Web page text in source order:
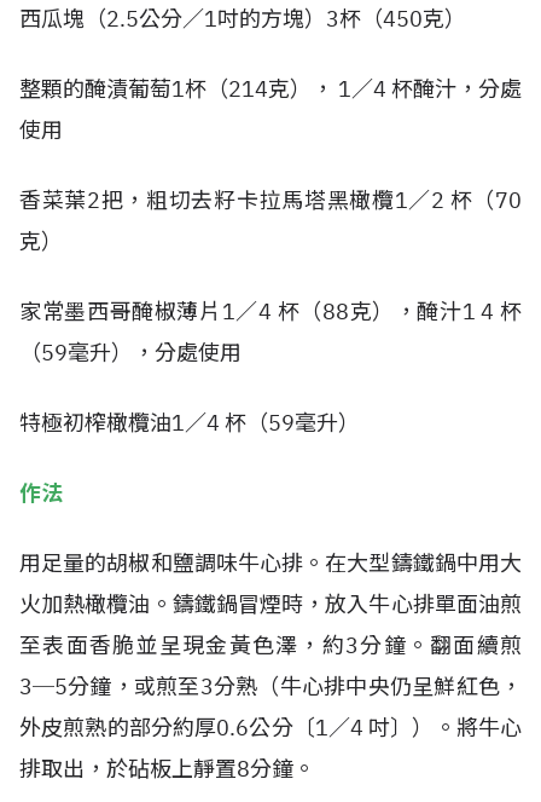
西瓜塊（2.5公分／1吋的方塊）3杯（450克）
整顆的醃漬葡萄1杯（214克）， 1／4 杯醃汁，分處
使用
香菜葉2把，粗切去籽卡拉馬塔黑橄欖1／2 杯（70
克）
家常墨西哥醃椒薄片1／4 杯（88克），醃汁1 4 杯
（59毫升），分處使用
特極初榨橄欖油1／4 杯（59毫升）
作法
用足量的胡椒和鹽調味牛心排。在大型鑄鐵鍋中用大
火加熱橄欖油。鑄鐵鍋冒煙時，放入牛心排單面油煎
至表面香脆並呈現金黃色澤，約3分鐘。翻面續煎
3─5分鐘，或煎至3分熟（牛心排中央仍呈鮮紅色，
外皮煎熟的部分約厚0.6公分〔1／4 吋〕）。將牛心
排取出，於砧板上靜置8分鐘。